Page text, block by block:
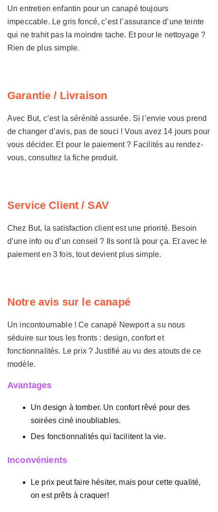
Un entretien enfantin pour un canapé toujours
impeccable. Le gris foncé, c’est l’assurance d’une teinte
qui ne trahit pas la moindre tache. Et pour le nettoyage ?
Rien de plus simple.
Garantie / Livraison
Avec But, c’est la sérénité assurée. Si l’envie vous prend
de changer d’avis, pas de souci ! Vous avez 14 jours pour
vous décider. Et pour le paiement ? Facilités au rendez-
vous, consultez la fiche produit.
Service Client / SAV
Chez But, la satisfaction client est une priorité. Besoin
d’une info ou d’un conseil ? Ils sont là pour ça. Et avec le
paiement en 3 fois, tout devient plus simple.
Notre avis sur le canapé
Un incontournable ! Ce canapé Newport a su nous
séduire sur tous les fronts : design, confort et
fonctionnalités. Le prix ? Justifié au vu des atouts de ce
modèle.
Avantages
Un design à tomber. Un confort rêvé pour des
soirées ciné inoubliables.
Des fonctionnalités qui facilitent la vie.
Inconvénients
Le prix peut faire hésiter, mais pour cette qualité,
on est prêts à craquer!